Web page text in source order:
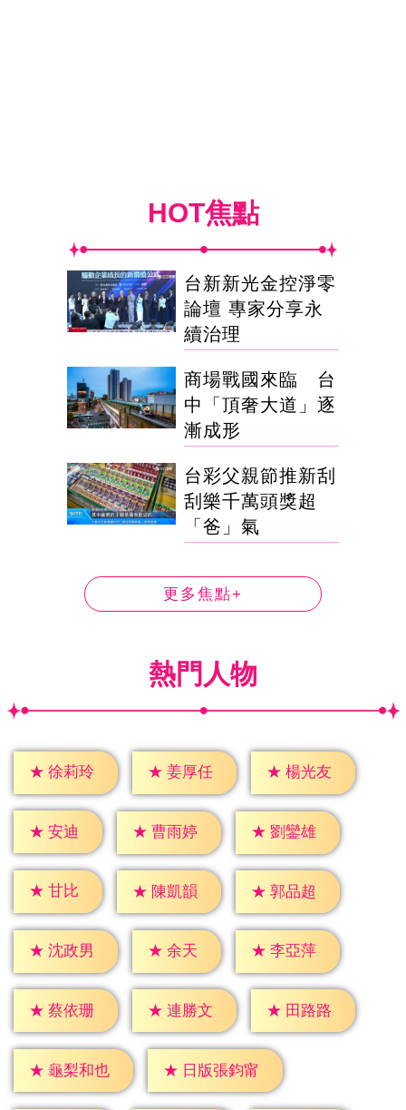
HOT焦點
台新新光金控淨零
論壇 專家分享永
續治理
商場戰國來臨 台
中「頂奢大道」逐
漸成形
台彩父親節推新刮
刮樂千萬頭獎超
「爸」氣
更多焦點+
熱門人物
★ 徐莉玲 ★ 姜厚任 ★ 楊光友
★ 安迪 ★ 曹雨婷 ★ 劉鑾雄
★ 甘比 ★ 陳凱韻 ★ 郭品超
★ 沈政男 ★ 余天 ★ 李亞萍
★ 蔡依珊 ★ 連勝文 ★ 田路路
★ 龜梨和也 ★ 日版張鈞甯